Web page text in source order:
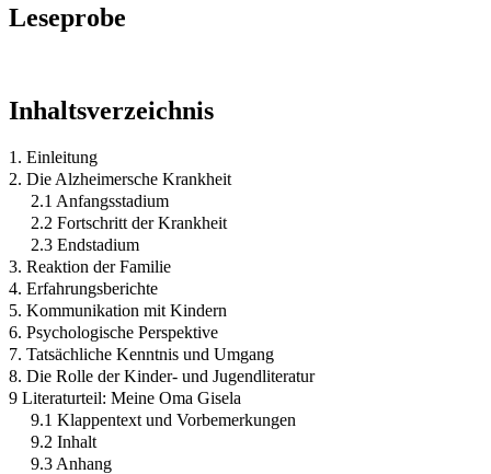
Leseprobe
Inhaltsverzeichnis
1. Einleitung
2. Die Alzheimersche Krankheit
2.1 Anfangsstadium
2.2 Fortschritt der Krankheit
2.3 Endstadium
3. Reaktion der Familie
4. Erfahrungsberichte
5. Kommunikation mit Kindern
6. Psychologische Perspektive
7. Tatsächliche Kenntnis und Umgang
8. Die Rolle der Kinder- und Jugendliteratur
9 Literaturteil: Meine Oma Gisela
9.1 Klappentext und Vorbemerkungen
9.2 Inhalt
9.3 Anhang